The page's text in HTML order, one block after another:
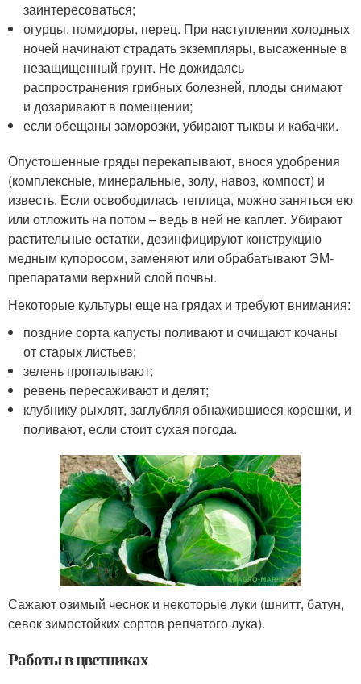
заинтересоваться;
огурцы, помидоры, перец. При наступлении холодных
ночей начинают страдать экземпляры, высаженные в
незащищенный грунт. Не дожидаясь
распространения грибных болезней, плоды снимают
и дозаривают в помещении;
если обещаны заморозки, убирают тыквы и кабачки.
Опустошенные гряды перекапывают, внося удобрения
(комплексные, минеральные, золу, навоз, компост) и
известь. Если освободилась теплица, можно заняться ею
или отложить на потом – ведь в ней не каплет. Убирают
растительные остатки, дезинфицируют конструкцию
медным купоросом, заменяют или обрабатывают ЭМ-
препаратами верхний слой почвы.
Некоторые культуры еще на грядах и требуют внимания:
поздние сорта капусты поливают и очищают кочаны
от старых листьев;
зелень пропалывают;
ревень пересаживают и делят;
клубнику рыхлят, заглубляя обнажившиеся корешки, и
поливают, если стоит сухая погода.
Сажают озимый чеснок и некоторые луки (шнитт, батун,
севок зимостойких сортов репчатого лука).
Работы в цветниках